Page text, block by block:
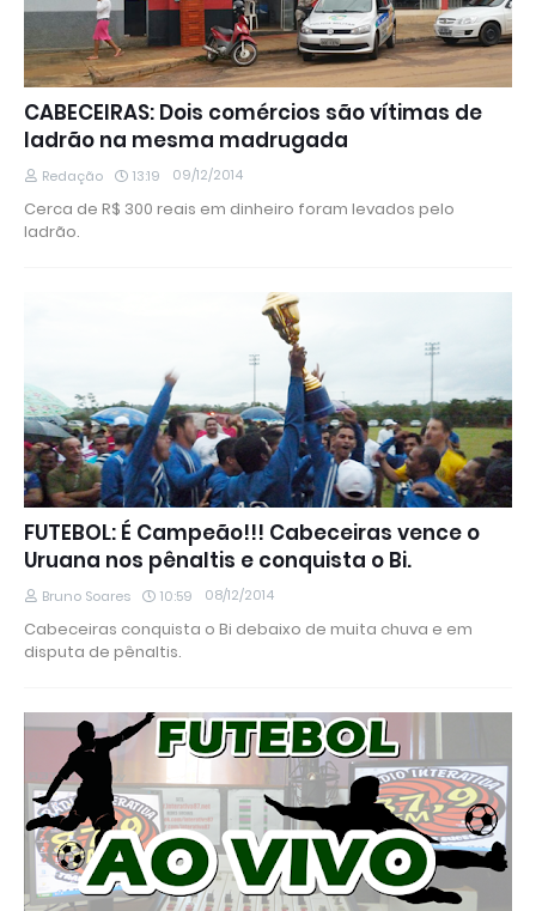
CABECEIRAS: Dois comércios são vítimas de
ladrão na mesma madrugada
Redação 13:19 09/12/2014
Cerca de R$ 300 reais em dinheiro foram levados pelo
ladrão.
FUTEBOL: É Campeão!!! Cabeceiras vence o
Uruana nos pênaltis e conquista o Bi.
Bruno Soares 10:59 08/12/2014
Cabeceiras conquista o Bi debaixo de muita chuva e em
disputa de pênaltis.